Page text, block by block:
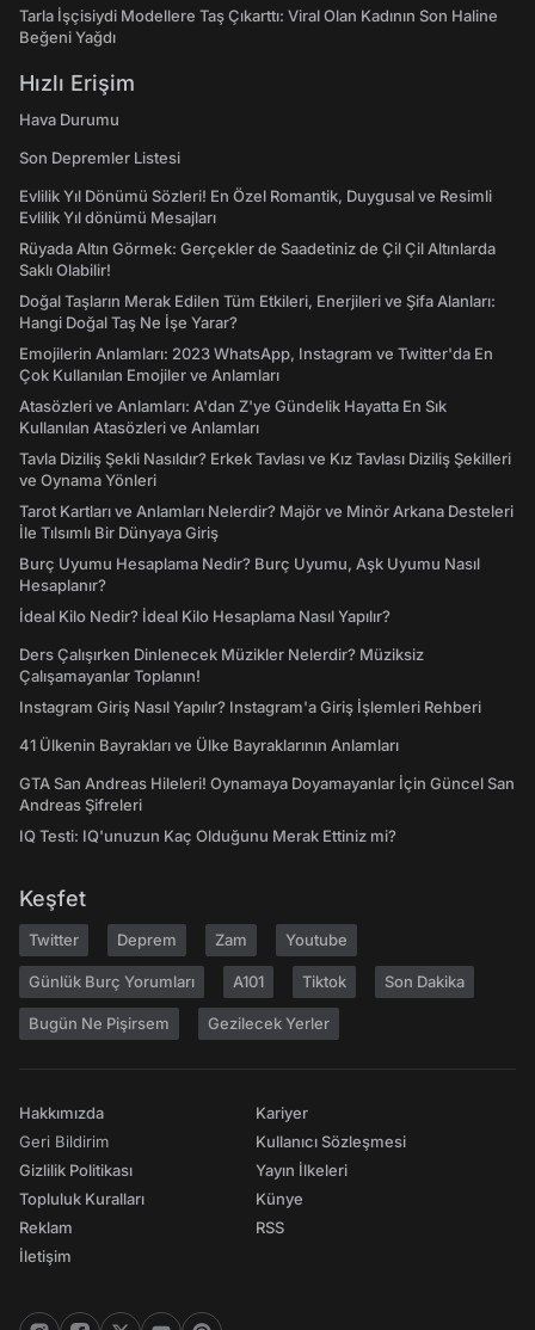
Tarla İşçisiydi Modellere Taş Çıkarttı: Viral Olan Kadının Son Haline
Beğeni Yağdı
Hızlı Erişim
Hava Durumu
Son Depremler Listesi
Evlilik Yıl Dönümü Sözleri! En Özel Romantik, Duygusal ve Resimli
Evlilik Yıl dönümü Mesajları
Rüyada Altın Görmek: Gerçekler de Saadetiniz de Çil Çil Altınlarda
Saklı Olabilir!
Doğal Taşların Merak Edilen Tüm Etkileri, Enerjileri ve Şifa Alanları:
Hangi Doğal Taş Ne İşe Yarar?
Emojilerin Anlamları: 2023 WhatsApp, Instagram ve Twitter'da En
Çok Kullanılan Emojiler ve Anlamları
Atasözleri ve Anlamları: A'dan Z'ye Gündelik Hayatta En Sık
Kullanılan Atasözleri ve Anlamları
Tavla Diziliş Şekli Nasıldır? Erkek Tavlası ve Kız Tavlası Diziliş Şekilleri
ve Oynama Yönleri
Tarot Kartları ve Anlamları Nelerdir? Majör ve Minör Arkana Desteleri
İle Tılsımlı Bir Dünyaya Giriş
Burç Uyumu Hesaplama Nedir? Burç Uyumu, Aşk Uyumu Nasıl
Hesaplanır?
İdeal Kilo Nedir? İdeal Kilo Hesaplama Nasıl Yapılır?
Ders Çalışırken Dinlenecek Müzikler Nelerdir? Müziksiz
Çalışamayanlar Toplanın!
Instagram Giriş Nasıl Yapılır? Instagram'a Giriş İşlemleri Rehberi
41 Ülkenin Bayrakları ve Ülke Bayraklarının Anlamları
GTA San Andreas Hileleri! Oynamaya Doyamayanlar İçin Güncel San
Andreas Şifreleri
IQ Testi: IQ'unuzun Kaç Olduğunu Merak Ettiniz mi?
Keşfet
Twitter Deprem Zam Youtube
Günlük Burç Yorumları A101 Tiktok Son Dakika
Bugün Ne Pişirsem Gezilecek Yerler
Hakkımızda
Geri Bildirim
Gizlilik Politikası
Topluluk Kuralları
Reklam
İletişim
Kariyer
Kullanıcı Sözleşmesi
Yayın İlkeleri
Künye
RSS